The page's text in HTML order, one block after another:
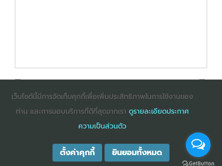
: InternetExplorer เวอร์ชั่น 10 ขึ้นไป
: Chrome เวอร์ชั่น 58 ขึ้นไป
COPYRIGHT ©2025DHARMNITI SEMINAR AND TRAINING CO., LTDALL
RIGHTS RESERVED. E-COMMERCIAL REGISTRATION 0105529026680
เว็บไซต์นี้มีการจัดเก็บคุกกี้เพื่อเพิ่มประสิทธิภาพในการใช้งานของ
ท่าน และการมอบบริการที่ดีที่สุดจากเรา ดูรายละเอียดประกาศ
ความเป็นส่วนตัว
ตั้งค่าคุกกี้ ยินยอมทั้งหมด